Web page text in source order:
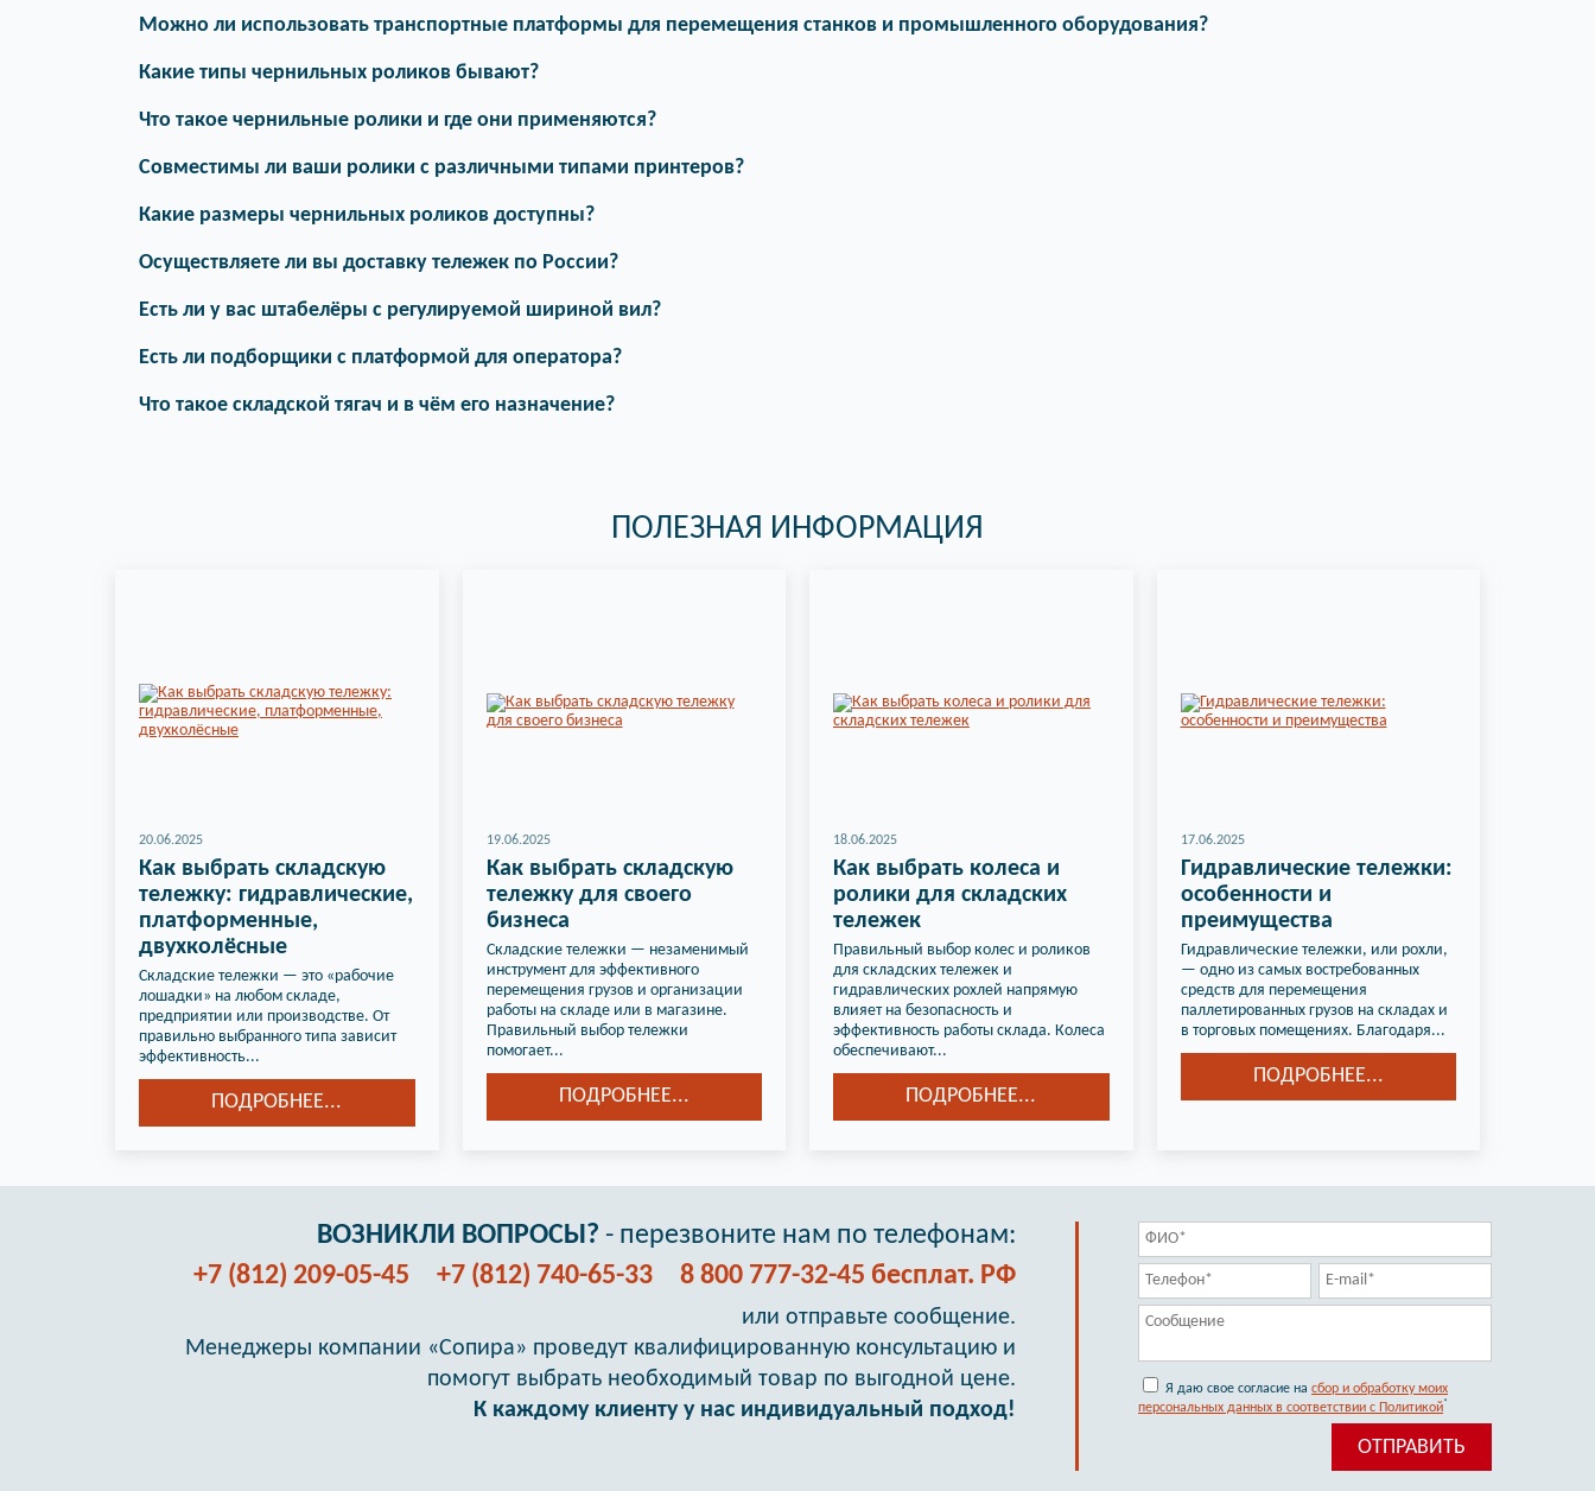
Можно ли использовать транспортные платформы для перемещения станков и промышленного оборудования?
Какие типы чернильных роликов бывают?
Что такое чернильные ролики и где они применяются?
Совместимы ли ваши ролики с различными типами принтеров?
Какие размеры чернильных роликов доступны?
Осуществляете ли вы доставку тележек по России?
Есть ли у вас штабелёры с регулируемой шириной вил?
Есть ли подборщики с платформой для оператора?
Что такое складской тягач и в чём его назначение?
ПОЛЕЗНАЯ ИНФОРМАЦИЯ
20.06.2025
Как выбрать складскую
тележку: гидравлические,
платформенные,
двухколёсные
Складские тележки — это «рабочие
лошадки» на любом складе,
предприятии или производстве. От
правильно выбранного типа зависит
эффективность...
ПОДРОБНЕЕ...
19.06.2025
Как выбрать складскую
тележку для своего
бизнеса
Складские тележки — незаменимый
инструмент для эффективного
перемещения грузов и организации
работы на складе или в магазине.
Правильный выбор тележки
помогает...
ПОДРОБНЕЕ...
18.06.2025
Как выбрать колеса и
ролики для складских
тележек
Правильный выбор колес и роликов
для складских тележек и
гидравлических рохлей напрямую
влияет на безопасность и
эффективность работы склада. Колеса
обеспечивают...
ПОДРОБНЕЕ...
17.06.2025
Гидравлические тележки:
особенности и
преимущества
Гидравлические тележки, или рохли,
— одно из самых востребованных
средств для перемещения
паллетированных грузов на складах и
в торговых помещениях. Благодаря...
ПОДРОБНЕЕ...
ВОЗНИКЛИ ВОПРОСЫ? - перезвоните нам по телефонам:
+7 (812) 209-05-45
+7 (812) 740-65-33 8 800 777-32-45 бесплат. РФ
или отправьте сообщение.
Менеджеры компании «Сопира» проведут квалифицированную консультацию и
помогут выбрать необходимый товар по выгодной цене.
К каждому клиенту у нас индивидуальный подход!
Я даю свое согласие на сбор и обработку моих
персональных данных в соответствии с Политикой*